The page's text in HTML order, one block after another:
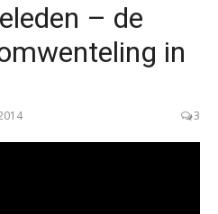
– de
in
3